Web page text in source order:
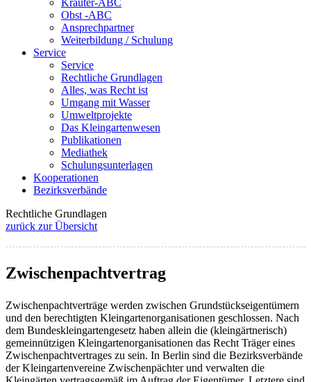
Kräuter-ABC
Obst -ABC
Ansprechpartner
Weiterbildung / Schulung
Service
Service
Rechtliche Grundlagen
Alles, was Recht ist
Umgang mit Wasser
Umweltprojekte
Das Kleingartenwesen
Publikationen
Mediathek
Schulungsunterlagen
Kooperationen
Bezirksverbände
Rechtliche Grundlagen
zurück zur Übersicht
Zwischenpachtvertrag
Zwischenpachtverträge werden zwischen Grundstückseigentümern
und den berechtigten Kleingartenorganisationen geschlossen. Nach
dem Bundeskleingartengesetz haben allein die (kleingärtnerisch)
gemeinnützigen Kleingartenorganisationen das Recht Träger eines
Zwischenpachtvertrages zu sein. In Berlin sind die Bezirksverbände
der Kleingartenvereine Zwischenpächter und verwalten die